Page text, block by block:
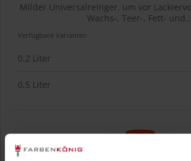
Milder Universalreinger, um vor
Wachs-, Teer-, Fett- und...
Verfügbare Varianten
0,2 Liter
0,5 Liter